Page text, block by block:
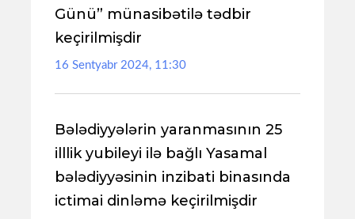
Günü” münasibətilə tədbir
keçirilmişdir
16 Sentyabr 2024, 11:30
Bələdiyyələrin yaranmasının 25
illlik yubileyi ilə bağlı Yasamal
bələdiyyəsinin inzibati binasında
ictimai dinləmə keçirilmişdir